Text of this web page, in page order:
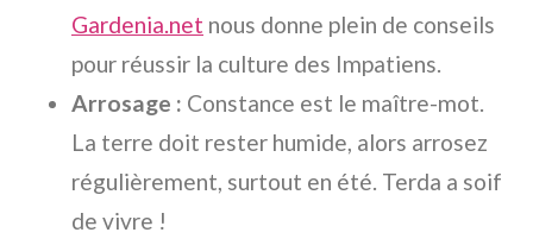
Gardenia.net nous donne plein de conseils
pour réussir la culture des Impatiens.
Arrosage : Constance est le maître-mot.
La terre doit rester humide, alors arrosez
régulièrement, surtout en été. Terda a soif
de vivre !